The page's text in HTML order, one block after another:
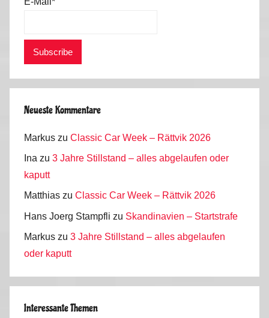
Neueste Kommentare
Markus zu Classic Car Week – Rättvik 2026
Ina zu 3 Jahre Stillstand – alles abgelaufen oder
kaputt
Matthias zu Classic Car Week – Rättvik 2026
Hans Joerg Stampfli zu Skandinavien – Startstrafe
Markus zu 3 Jahre Stillstand – alles abgelaufen
oder kaputt
Interessante Themen